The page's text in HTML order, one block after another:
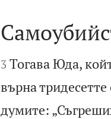


3 Тогава Юда,
върна
думите: